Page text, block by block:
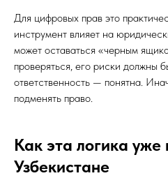
Для цифровых прав это
инструмент влияет на
может оставаться «черным
проверяться, его риски должны
ответственность — понятна.
подменять право.
Как эта логика уже
Узбекистане